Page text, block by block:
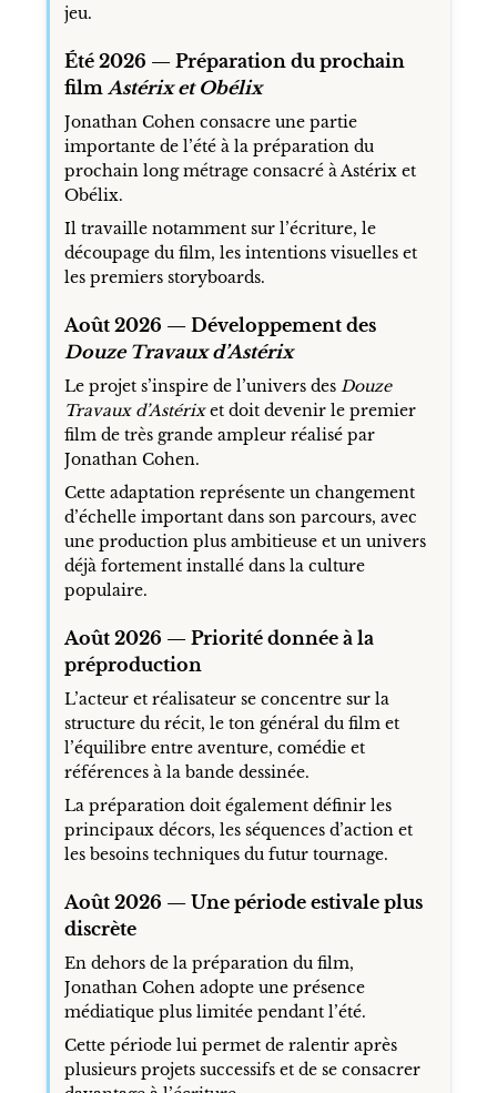
jeu.
Été 2026 — Préparation du prochain
film Astérix et Obélix
Jonathan Cohen consacre une partie
importante de l’été à la préparation du
prochain long métrage consacré à Astérix et
Obélix.
Il travaille notamment sur l’écriture, le
découpage du film, les intentions visuelles et
les premiers storyboards.
Août 2026 — Développement des
Douze Travaux d’Astérix
Le projet s’inspire de l’univers des Douze
Travaux d’Astérixet doit devenir le premier
film de très grande ampleur réalisé par
Jonathan Cohen.
Cette adaptation représente un changement
d’échelle important dans son parcours, avec
une production plus ambitieuse et un univers
déjà fortement installé dans la culture
populaire.
Août 2026 — Priorité donnée à la
préproduction
L’acteur et réalisateur se concentre sur la
structure du récit, le ton général du film et
l’équilibre entre aventure, comédie et
références à la bande dessinée.
La préparation doit également définir les
principaux décors, les séquences d’action et
les besoins techniques du futur tournage.
Août 2026 — Une période estivale plus
discrète
En dehors de la préparation du film,
Jonathan Cohen adopte une présence
médiatique plus limitée pendant l’été.
Cette période lui permet de ralentir après
plusieurs projets successifs et de se consacrer